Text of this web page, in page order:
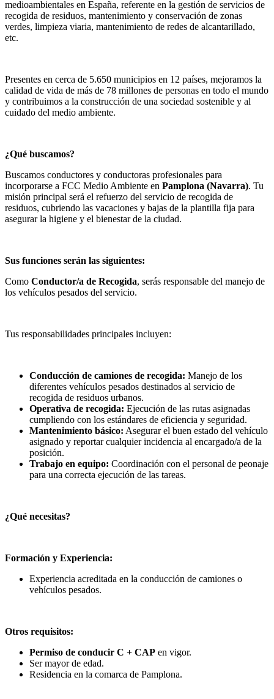
medioambientales en España, referente en la gestión de servicios de
recogida de residuos, mantenimiento y conservación de zonas
verdes, limpieza viaria, mantenimiento de redes de alcantarillado,
etc.
Presentes en cerca de 5.650 municipios en 12 países, mejoramos la
calidad de vida de más de 78 millones de personas en todo el mundo
y contribuimos a la construcción de una sociedad sostenible y al
cuidado del medio ambiente.
¿Qué buscamos?
Buscamos conductores y conductoras profesionales para
incorporarse a FCC Medio Ambiente en Pamplona (Navarra). Tu
misión principal será el refuerzo del servicio de recogida de
residuos, cubriendo las vacaciones y bajas de la plantilla fija para
asegurar la higiene y el bienestar de la ciudad.
Sus funciones serán las siguientes:
Como Conductor/a de Recogida, serás responsable del manejo de
los vehículos pesados del servicio.
Tus responsabilidades principales incluyen:
Conducción de camiones de recogida: Manejo de los
diferentes vehículos pesados destinados al servicio de
recogida de residuos urbanos.
Operativa de recogida: Ejecución de las rutas asignadas
cumpliendo con los estándares de eficiencia y seguridad.
Mantenimiento básico: Asegurar el buen estado del vehículo
asignado y reportar cualquier incidencia al encargado/a de la
posición.
Trabajo en equipo: Coordinación con el personal de peonaje
para una correcta ejecución de las tareas.
¿Qué necesitas?
Formación y Experiencia:
Experiencia acreditada en la conducción de camiones o
vehículos pesados.
Otros requisitos:
Permiso de conducir C + CAP en vigor.
Ser mayor de edad.
Residencia en la comarca de Pamplona.